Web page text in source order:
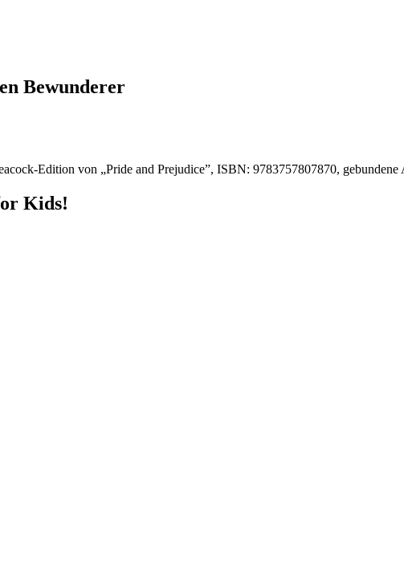
Bewunderer
Edition von „Pride and Prejudice”, ISBN: 9783757807870, gebundene
Kids!